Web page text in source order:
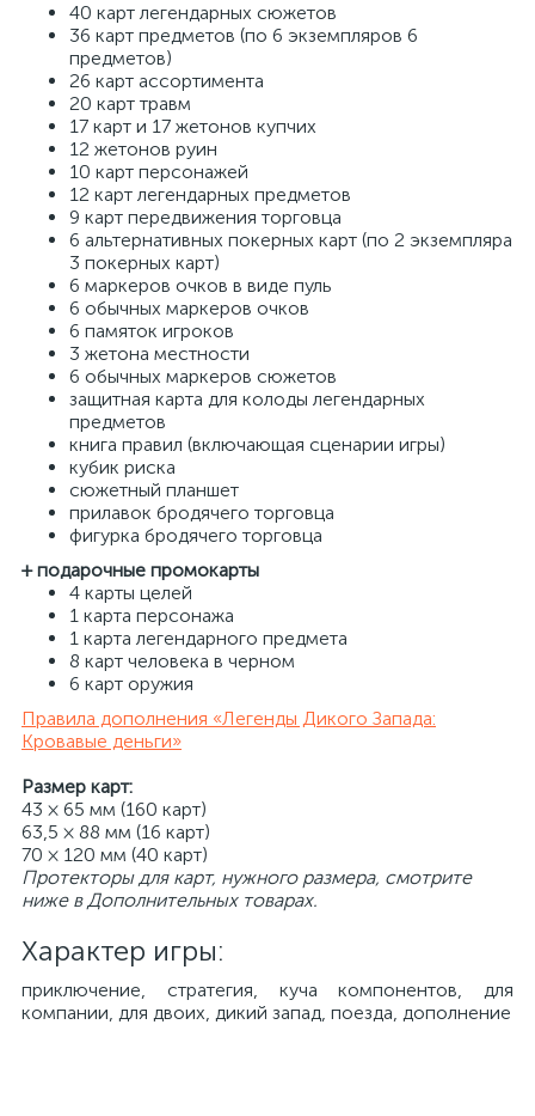
40 карт легендарных сюжетов
36 карт предметов (по 6 экземпляров 6
предметов)
26 карт ассортимента
20 карт травм
17 карт и 17 жетонов купчих
12 жетонов руин
10 карт персонажей
12 карт легендарных предметов
9 карт передвижения торговца
6 альтернативных покерных карт (по 2 экземпляра
3 покерных карт)
6 маркеров очков в виде пуль
6 обычных маркеров очков
6 памяток игроков
3 жетона местности
6 обычных маркеров сюжетов
защитная карта для колоды легендарных
предметов
книга правил (включающая сценарии игры)
кубик риска
сюжетный планшет
прилавок бродячего торговца
фигурка бродячего торговца
+ подарочные промокарты
4 карты целей
1 карта персонажа
1 карта легендарного предмета
8 карт человека в черном
6 карт оружия
Правила дополнения «Легенды Дикого Запада:
Кровавые деньги»
Размер карт:
43 × 65 мм (160 карт)
63,5 × 88 мм (16 карт)
70 × 120 мм (40 карт)
Протекторы для карт, нужного размера, смотрите
ниже в Дополнительных товарах.
Характер игры:
приключение, стратегия, куча компонентов, для
компании, для двоих, дикий запад, поезда, дополнение